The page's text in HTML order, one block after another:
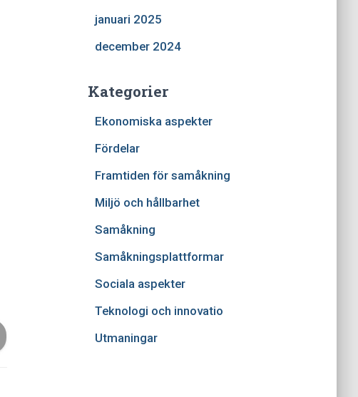
januari 2025
december 2024
Kategorier
Ekonomiska aspekter
Fördelar
Framtiden för samåkning
Miljö och hållbarhet
Samåkning
Samåkningsplattformar
Sociala aspekter
Teknologi och innovatio
Utmaningar